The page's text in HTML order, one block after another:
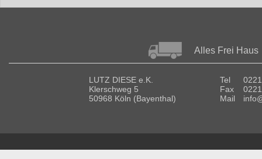
Alles Frei Haus
LUTZ DIESE e.K.
Klerschweg 5
50968 Köln (Bayenthal)
Tel
Fax
Mail